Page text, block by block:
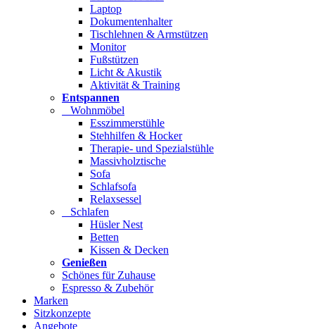
Laptop
Dokumentenhalter
Tischlehnen & Armstützen
Monitor
Fußstützen
Licht & Akustik
Aktivität & Training
Entspannen
Wohnmöbel
Esszimmerstühle
Stehhilfen & Hocker
Therapie- und Spezialstühle
Massivholztische
Sofa
Schlafsofa
Relaxsessel
Schlafen
Hüsler Nest
Betten
Kissen & Decken
Genießen
Schönes für Zuhause
Espresso & Zubehör
Marken
Sitzkonzepte
Angebote